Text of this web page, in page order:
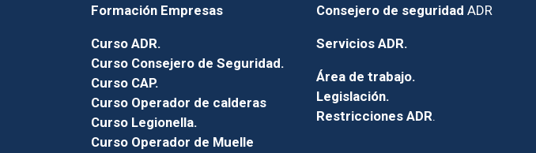
Formación Empresas
Curso ADR.
Curso Consejero de Seguridad.
Curso CAP.
Curso Operador de calderas
Curso Legionella.
Curso Operador de Muelle
Consejero de seguridad ADR
Servicios ADR.
Área de trabajo.
Legislación.
Restricciones ADR.